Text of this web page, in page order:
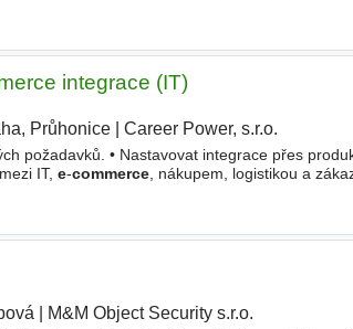
integrace (IT)
Průhonice Career Power, s.r.o.
požadavků. • Nastavovat integrace přes
IT, e-commerce, nákupem, logistikou a
M&M Object Security s.r.o.